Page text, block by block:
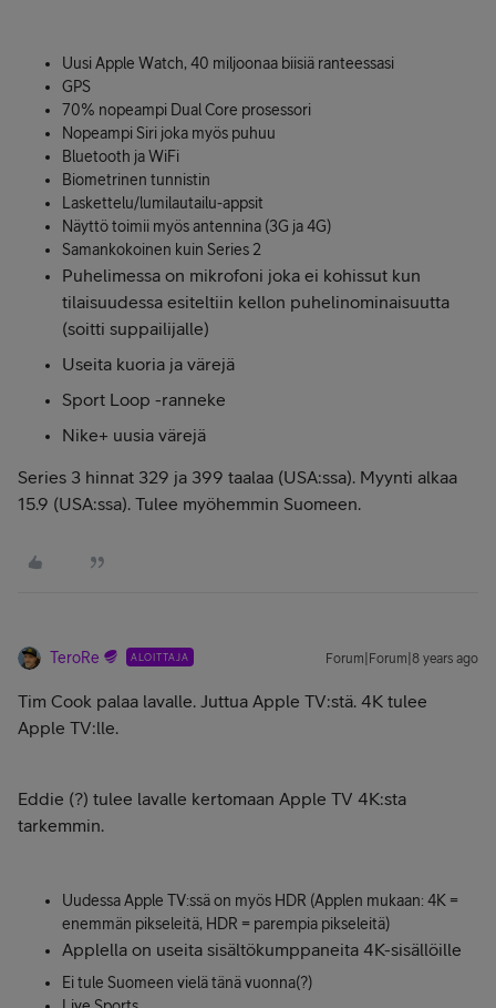
Uusi Apple Watch, 40 miljoonaa biisiä ranteessasi
GPS
70% nopeampi Dual Core prosessori
Nopeampi Siri joka myös puhuu
Bluetooth ja WiFi
Biometrinen tunnistin
Laskettelu/lumilautailu-appsit
Näyttö toimii myös antennina (3G ja 4G)
Samankokoinen kuin Series 2
Puhelimessa on mikrofoni joka ei kohissut kun
tilaisuudessa esiteltiin kellon puhelinominaisuutta
(soitti suppailijalle)
Useita kuoria ja värejä
Sport Loop -ranneke
Nike+ uusia värejä
Series 3 hinnat 329 ja 399 taalaa (USA:ssa). Myynti alkaa
15.9 (USA:ssa). Tulee myöhemmin Suomeen.
TeroRe ALOITTAJA Forum|Forum|8 years ago
Tim Cook palaa lavalle. Juttua Apple TV:stä. 4K tulee
Apple TV:lle.
Eddie (?) tulee lavalle kertomaan Apple TV 4K:sta
tarkemmin.
Uudessa Apple TV:ssä on myös HDR (Applen mukaan: 4K =
enemmän pikseleitä, HDR = parempia pikseleitä)
Applella on useita sisältökumppaneita 4K-sisällöille
Ei tule Suomeen vielä tänä vuonna(?)